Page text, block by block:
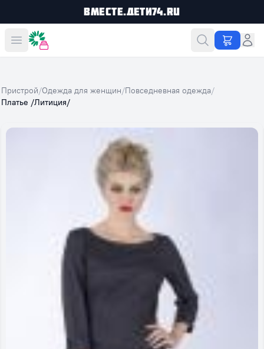
Вместе.Дети74.ru
Вместе дешевле
Пристрой/Одежда для женщин/Повседневная одежда/
Платье /Литиция/